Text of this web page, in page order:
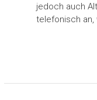
jedoch auch
telefonisch an,